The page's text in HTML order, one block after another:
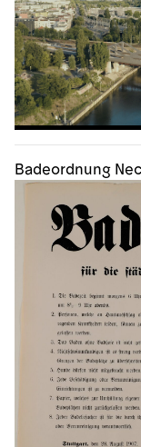
Badeordnung